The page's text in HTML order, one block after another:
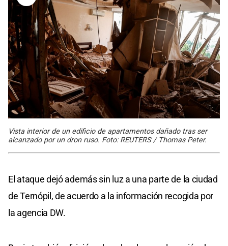
Vista interior de un edificio de apartamentos dañado tras ser
alcanzado por un dron ruso. Foto: REUTERS / Thomas Peter.
El ataque dejó además sin luz a una parte de la ciudad
de Ternópil, de acuerdo a la información recogida por
la agencia DW.